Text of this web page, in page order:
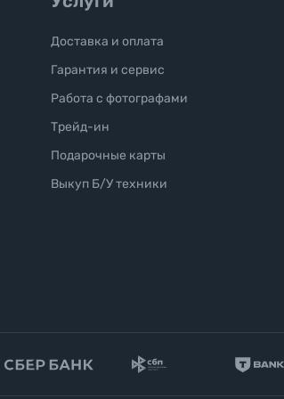
Доставка и оплата
Гарантия и сервис
Работа с фотографами
Трейд-ин
Подарочные карты
Выкуп Б/У техники